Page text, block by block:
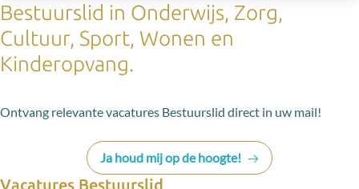
Bestuurslid in Onderwijs, Zorg,
Cultuur, Sport, Wonen en
Kinderopvang.
Vacatures Bestuurslid
Ontvang relevante vacatures Bestuurslid direct in uw mail!
Ja houd mij op de hoogte!